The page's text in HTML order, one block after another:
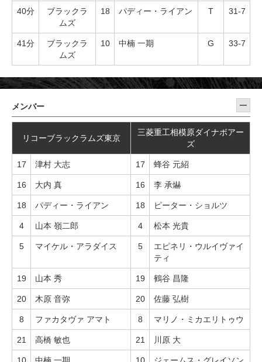
40分
ブラックラ
ムズ
18 パディー・ライアン T 31-7
41分
ブラックラ
ムズ
10 中楠 一期 G 33-7
メンバー
リコーブラックラムズ東京
三菱重工相模原ダイナボアー
ズ
17 津村 大志 17 蜂谷 元紹
16 大内 真 16 李 承爀
18 パディー・ライアン 18 ピーター・ショルツ
4 山本 嶺二郎 4 松本 光貴
5 マイケル・アラダイス 5
エピネリ・ウルイヴァイ
ティ
19 山本 秀 19 鶴谷 昌隆
20 木原 音弥 20 佐藤 弘樹
8 ファカタヴァ アマト 8 マリノ・ミカエリトゥウ
21 高橋 敏也 21 川原 大